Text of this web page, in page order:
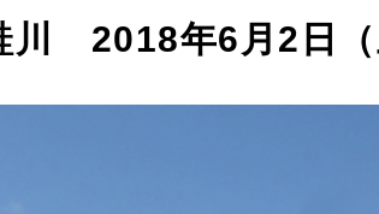
2018年6月2日（